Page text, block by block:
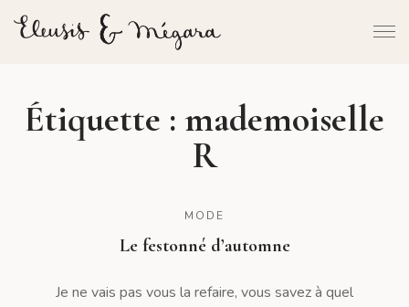
Étiquette : mademoiselle
R
MODE
Le festonné d’automne
Je ne vais pas vous la refaire, vous savez à quel